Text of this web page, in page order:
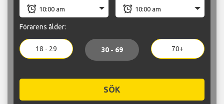
Förarens ålder:
18 - 29 30 - 69 70+
SÖK